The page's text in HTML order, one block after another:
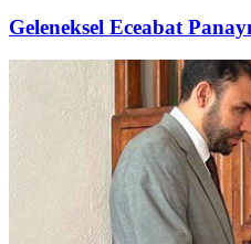
Geleneksel Eceabat